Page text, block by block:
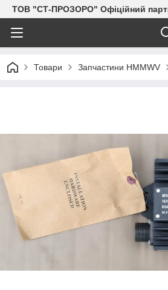
ТОВ "СТ-ПРОЗОРО" Офіційний
Товари Запчастини HMMWV